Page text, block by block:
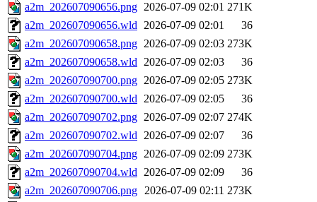
a2m_202607090656.png 2026-07-09 02:01 271K
a2m_202607090656.wld 2026-07-09 02:01
36
a2m_202607090658.png 2026-07-09 02:03 273K
a2m_202607090658.wld 2026-07-09 02:03
36
a2m_202607090700.png 2026-07-09 02:05 273K
a2m_202607090700.wld 2026-07-09 02:05
36
a2m_202607090702.png 2026-07-09 02:07 274K
a2m_202607090702.wld 2026-07-09 02:07
36
a2m_202607090704.png 2026-07-09 02:09 273K
a2m_202607090704.wld 2026-07-09 02:09
36
a2m_202607090706.png 2026-07-09 02:11 273K